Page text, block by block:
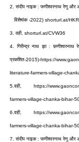
2. संदीप नाइक: फणीश्वरनाथ रेणु और
विशेषांक-2022) shorturl.at/
3. वही, shorturl.at/CVW36
4. गिरीन्द्र नाथ झा: फ़णीश्वरनाथ
प्रकशित-2015)-https://
literature-farmers-village-
5. वही, https://
farmers-village-chanka-bihar-
6. वही, https://
farmers-village-chanka-bihar-
7. संदीप नाइक: फणीश्वरनाथ रेणु और